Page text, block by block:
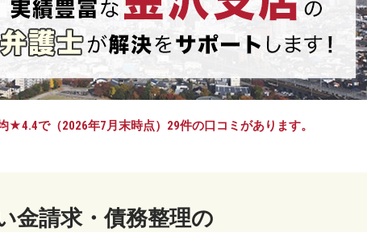
★4.4で（2026年7月末時点）29件の口コミがあります。
金請求・債務整理の